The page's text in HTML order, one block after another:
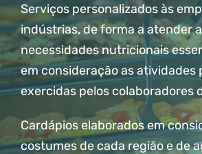
Serviços personalizados às
indústrias, de forma a atender
necessidades nutricionais
em consideração as atividades
exercidas pelos colaboradores
Cardápios elaborados em
costumes de cada região e de